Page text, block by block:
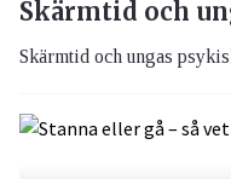
Skärmtid och
Skärmtid och ungas